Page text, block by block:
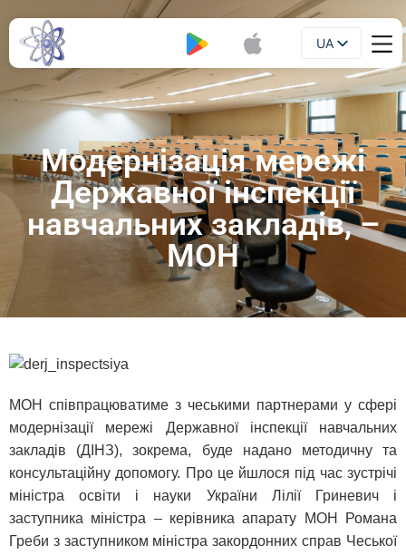
UA
EN
Модернізація мережі
Державної інспекції
навчальних закладів, –
МОН
МОН співпрацюватиме з чеськими партнерами у сфері
модернізації мережі Державної інспекції навчальних
закладів (ДІНЗ), зокрема, буде надано методичну та
консультаційну допомогу. Про це йшлося під час зустрічі
міністра освіти і науки України Лілії Гриневич і
заступника міністра – керівника апарату МОН Романа
Греби з заступником міністра закордонних справ Чеської